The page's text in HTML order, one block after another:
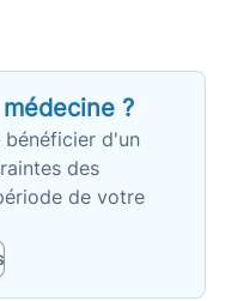
?
d'un
des
de votre